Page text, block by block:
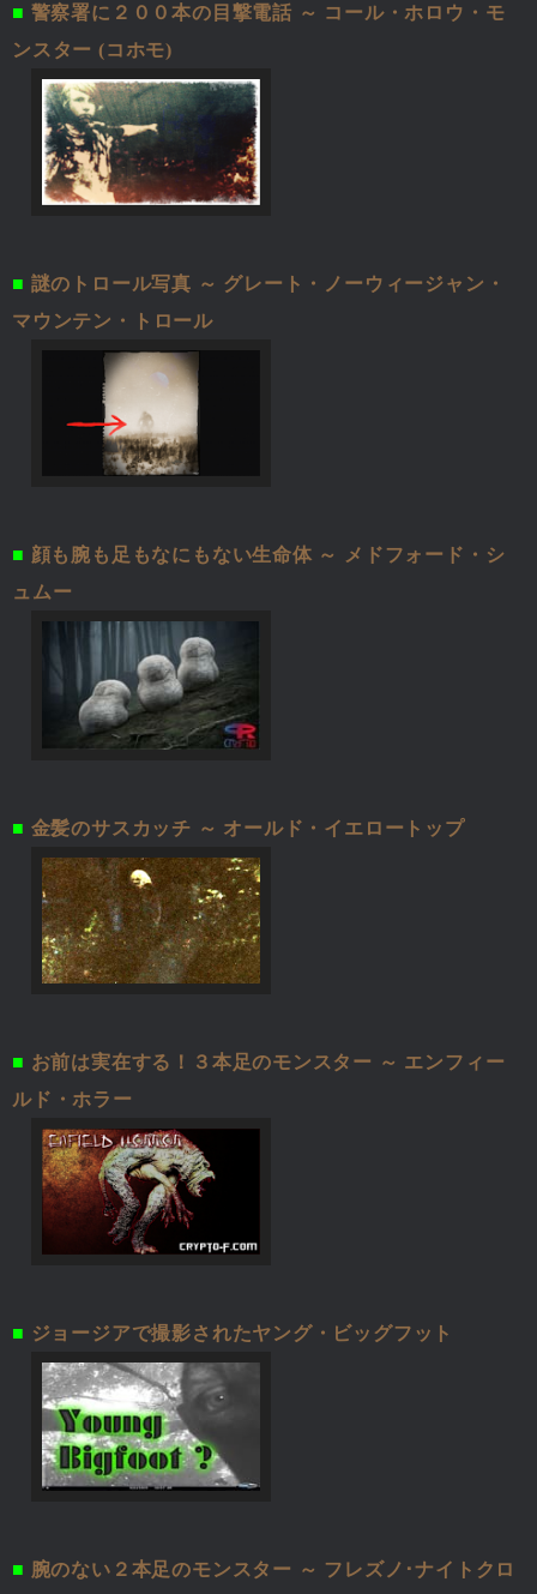
■ 警察署に２００本の目撃電話 ～ コール・ホロウ・モ
ンスター (コホモ)
■ 謎のトロール写真 ～ グレート・ノーウィージャン・
マウンテン・トロール
■ 顔も腕も足もなにもない生命体 ～ メドフォード・シ
ュムー
■ 金髪のサスカッチ ～ オールド・イエロートップ
■ お前は実在する！３本足のモンスター ～ エンフィー
ルド・ホラー
■ ジョージアで撮影されたヤング・ビッグフット
■ 腕のない２本足のモンスター ～ フレズノ･ナイトクロ